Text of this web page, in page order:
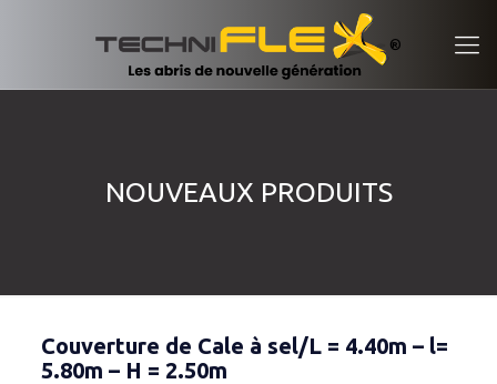
NOUVEAUX PRODUITS
Couverture de Cale à sel/L = 4.40m – l=
5.80m – H = 2.50m